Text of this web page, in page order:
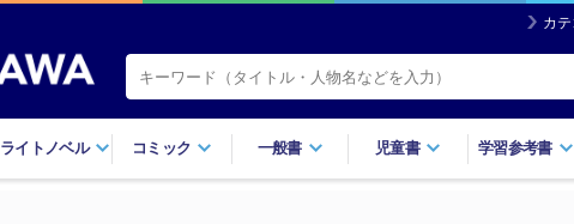
カ
ライトノベル コミック 一般書 児童書 学習参考書